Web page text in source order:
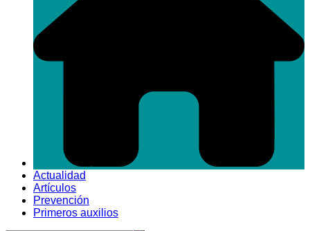
Actualidad
Artículos
Prevención
Primeros auxilios